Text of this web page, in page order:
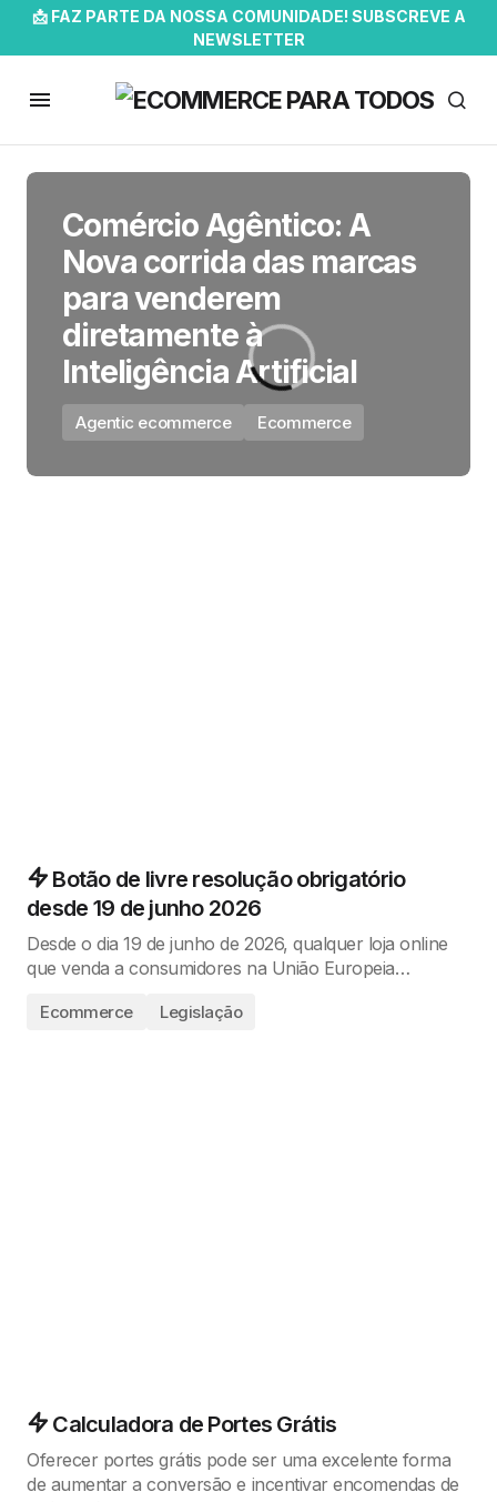
📩 FAZ PARTE DA NOSSA COMUNIDADE! SUBSCREVE A
NEWSLETTER
Comércio Agêntico: A
Nova corrida das marcas
para venderem
diretamente à
Inteligência Artificial
Agentic ecommerce Ecommerce
Botão de livre resolução obrigatório
desde 19 de junho 2026
Desde o dia 19 de junho de 2026, qualquer loja online
que venda a consumidores na União Europeia…
Ecommerce Legislação
Calculadora de Portes Grátis
Oferecer portes grátis pode ser uma excelente forma
de aumentar a conversão e incentivar encomendas de